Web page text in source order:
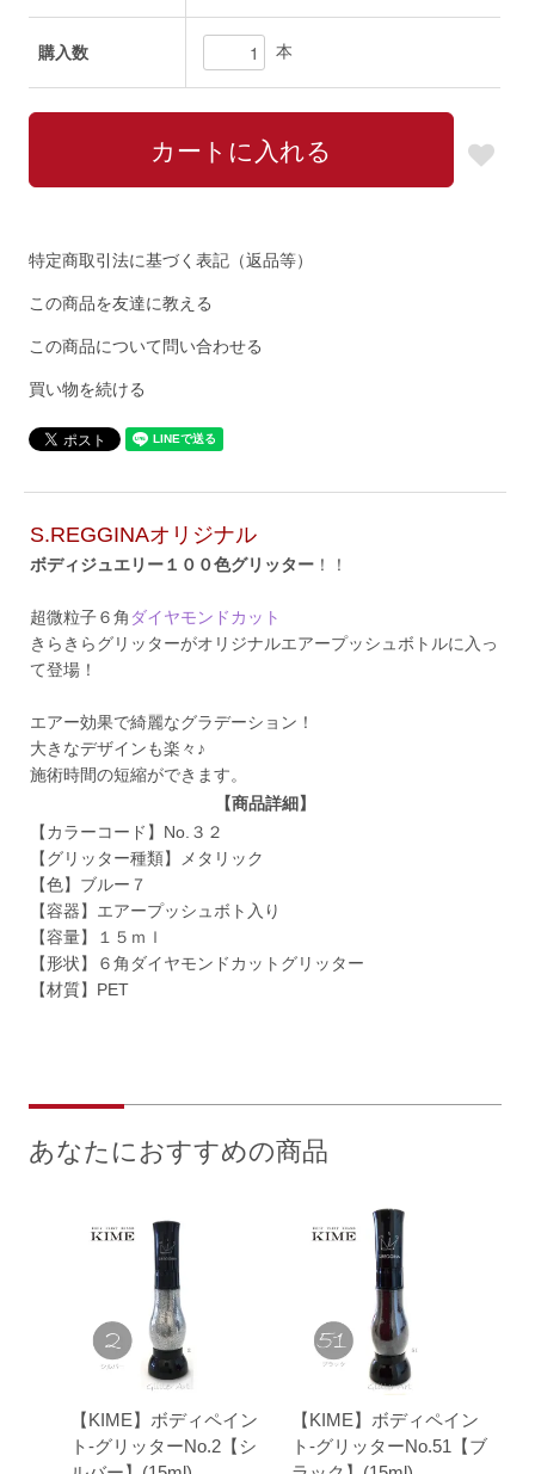
購入数 本
特定商取引法に基づく表記（返品等）
この商品を友達に教える
この商品について問い合わせる
買い物を続ける
S.REGGINAオリジナル
ボディジュエリー１００色グリッター ！！
超微粒子６角 ダイヤモンドカット
きらきらグリッターがオリジナルエアープッシュボトルに入っ
て登場！
エアー効果で綺麗なグラデーション！
大きなデザインも楽々♪
施術時間の短縮ができます。
【商品詳細】
【カラーコード】No.３２
【グリッター種類】メタリック
【色】ブルー７
【容器】エアープッシュボト入り
【容量】１５ｍｌ
【形状】６角ダイヤモンドカットグリッター
【材質】PET
あなたにおすすめの商品
【KIME】ボディペイン
ト-グリッターNo.2【シ
【KIME】ボディペイン
ト-グリッターNo.51【ブ